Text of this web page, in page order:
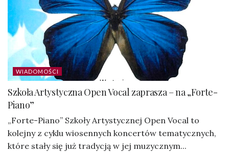
WIADOMOŚCI
Szkoła Artystyczna Open Vocal zaprasza – na „Forte-
Piano”
„Forte-Piano” Szkoły Artystycznej Open Vocal to
kolejny z cyklu wiosennych koncertów tematycznych,
które stały się już tradycją w jej muzycznym...